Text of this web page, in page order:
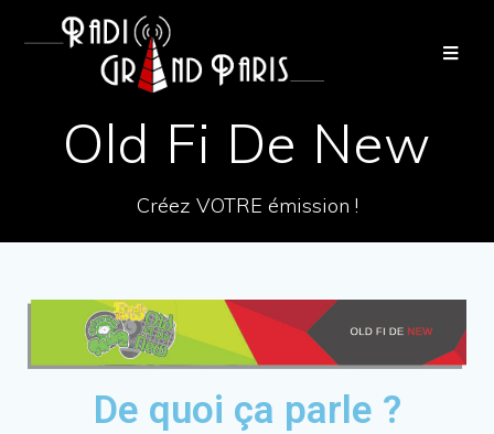
Old Fi De New
Créez VOTRE émission !
De quoi ça parle ?